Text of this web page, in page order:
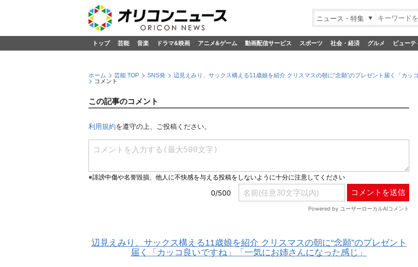
ニュース・特集
トップ 芸能 音楽 ドラマ&映画 アニメ&ゲーム 動画配信サービス スポーツ 社会・経済 グルメ ビューテ
ホーム 芸能 TOP SNS発
辺見えみり、サックス構える11歳娘を紹介 クリスマスの朝に“念願”のプレゼント届く「カッ
コメント
この記事のコメント
利用規約を遵守の上、ご投稿ください。
辺見えみり、サックス構える11歳娘を紹介 クリスマスの朝に“念願”のプレゼント
届く「カッコ良いですね」「一気にお姉さんになった感じ」